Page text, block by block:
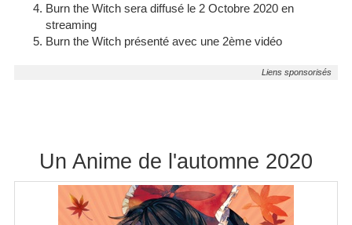
Burn the Witch sera diffusé le 2 Octobre 2020 en
streaming
Burn the Witch présenté avec une 2ème vidéo
Un Anime de l'automne 2020